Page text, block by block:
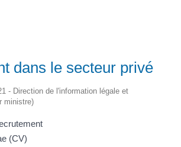
dans le secteur privé
- Direction de l'information légale et
ministre)
(CV)